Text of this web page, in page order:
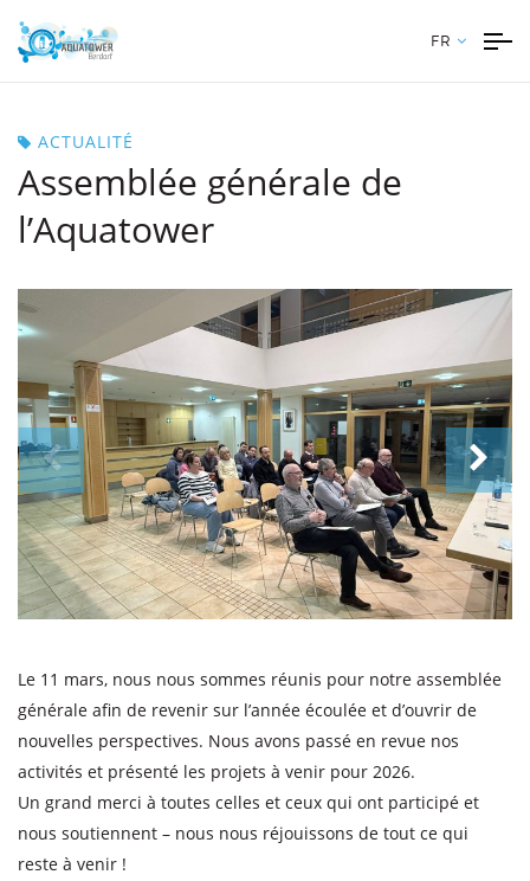
FR
ACTUALITÉ
Assemblée générale de
l’Aquatower
Le 11 mars, nous nous sommes réunis pour notre assemblée
générale afin de revenir sur l’année écoulée et d’ouvrir de
nouvelles perspectives. Nous avons passé en revue nos
activités et présenté les projets à venir pour 2026.
Un grand merci à toutes celles et ceux qui ont participé et
nous soutiennent – nous nous réjouissons de tout ce qui
reste à venir !